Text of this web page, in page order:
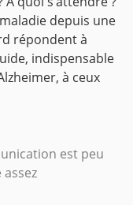
depuis une
répondent à
indispensable
à ceux
est peu